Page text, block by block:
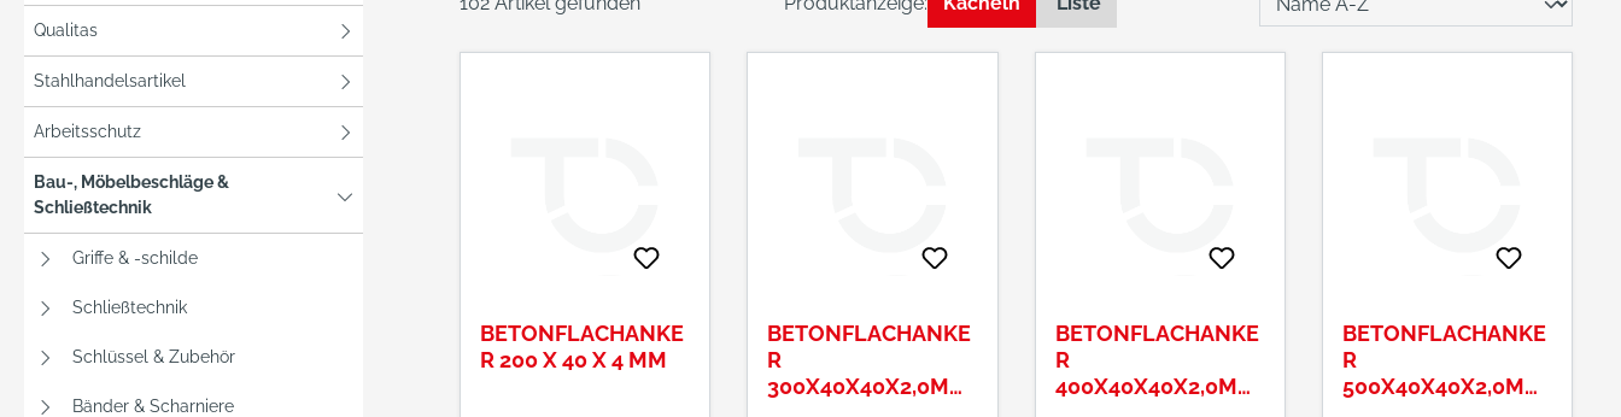
Qualitas
Stahlhandelsartikel
Arbeitsschutz
Bau-, Möbelbeschläge &
Schließtechnik
Griffe & -schilde
Schließtechnik
Schlüssel & Zubehör
Bänder & Scharniere
BETONFLACHANKE
R 200 X 40 X 4 MM
BETONFLACHANKE
R
300X40X40X2,0MM
BETONFLACHANKE
R
400X40X40X2,0MM
BETONFLACHANKE
R
500X40X40X2,0MM